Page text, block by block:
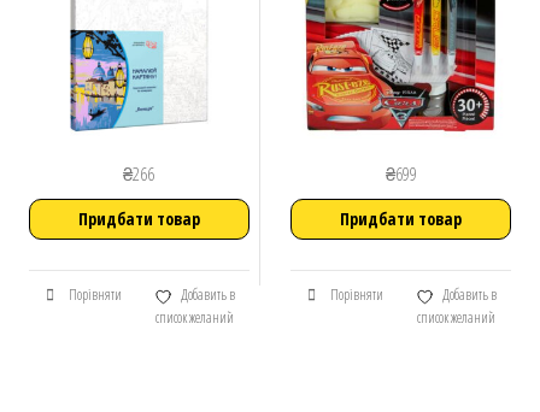
₴266
Придбати товар
Порівняти
Добавить в
список желаний
₴699
Придбати товар
Порівняти
Добавить в
список желаний